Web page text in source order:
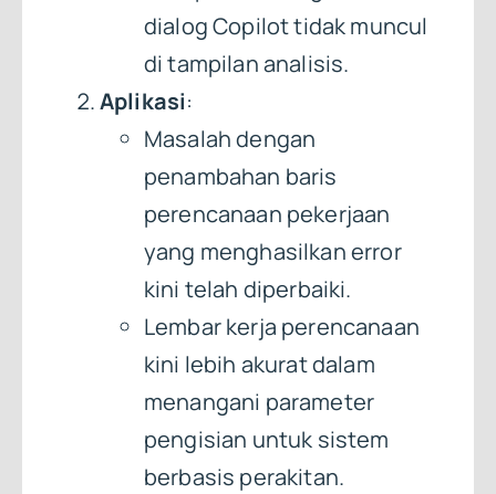
dialog Copilot tidak muncul
di tampilan analisis.
Aplikasi:
Masalah dengan
penambahan baris
perencanaan pekerjaan
yang menghasilkan error
kini telah diperbaiki.
Lembar kerja perencanaan
kini lebih akurat dalam
menangani parameter
pengisian untuk sistem
berbasis perakitan.